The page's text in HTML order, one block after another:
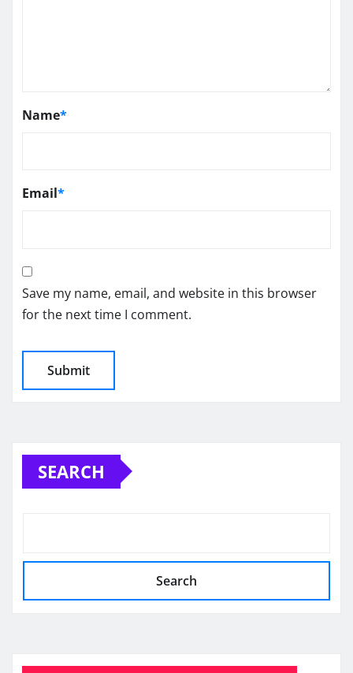
Name*
Email*
Save my name, email, and website in this browser
for the next time I comment.
SEARCH
Search